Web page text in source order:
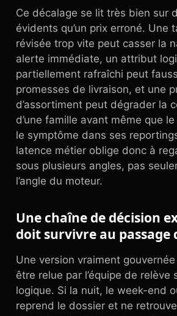
Ce décalage se lit très bien sur
évidents qu’un prix erroné. Une
révisée trop vite peut casser la
alerte immédiate, un attribut
partiellement rafraîchi peut
promesses de livraison, et une
d’assortiment peut dégrader la
d’une famille avant même que
le symptôme dans ses
latence métier oblige donc à
sous plusieurs angles, pas
l’angle du moteur.
Une chaîne de décision
doit survivre au passage
Une version vraiment
être relue par l’équipe de relève
logique. Si la nuit, le week-end
reprend le dossier et ne retrouve